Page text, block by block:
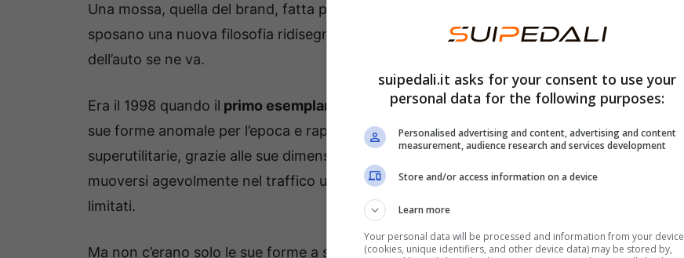
Una mossa, quella del brand, fatta per lasciare campo libero ai nuovi modelli che
sposano una nuova filosofia ridisegnando, quindi, la gamma. E così un pezzo di storia
dell’auto se ne va.
Era il 1998 quando il primo esemplare di Smart ForTwo si affacciava sul mercatocon le
sue forme anomale per l’epoca e rappresentando una vera innovazione nel campo delle
superutilitarie, grazie alle sue dimensioni estremamente ridotte che le consentivano di
muoversi agevolmente nel traffico urbano più intenso e di parcheggiare in spazi assai
limitati.
Ma non c’erano solo le sue forme a suscitare curiosità, ma anche la formula scelta per la
suipedali.it asks for your consent to use your
personal data for the following purposes:
Personalised advertising and content, advertising and content
measurement, audience research and services development
Store and/or access information on a device
Learn more
Your personal data will be processed and information from your device
(cookies, unique identifiers, and other device data) may be stored by,